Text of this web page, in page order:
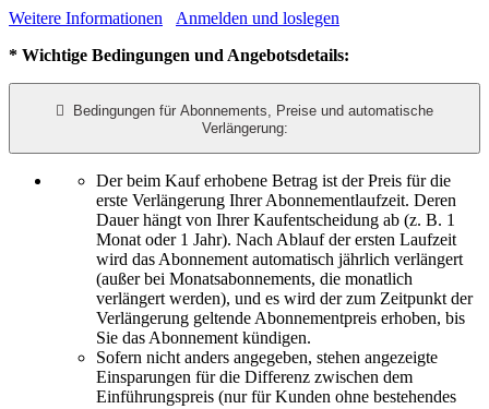
Weitere Informationen
Anmelden und loslegen
* Wichtige Bedingungen und Angebotsdetails:

Bedingungen für Abonnements, Preise und automatische
Verlängerung:
Der beim Kauf erhobene Betrag ist der Preis für die
erste Verlängerung Ihrer Abonnementlaufzeit. Deren
Dauer hängt von Ihrer Kaufentscheidung ab (z. B. 1
Monat oder 1 Jahr). Nach Ablauf der ersten Laufzeit
wird das Abonnement automatisch jährlich verlängert
(außer bei Monatsabonnements, die monatlich
verlängert werden), und es wird der zum Zeitpunkt der
Verlängerung geltende Abonnementpreis erhoben, bis
Sie das Abonnement kündigen.​
Sofern nicht anders angegeben, stehen angezeigte
Einsparungen für die Differenz zwischen dem
Einführungspreis (nur für Kunden ohne bestehendes